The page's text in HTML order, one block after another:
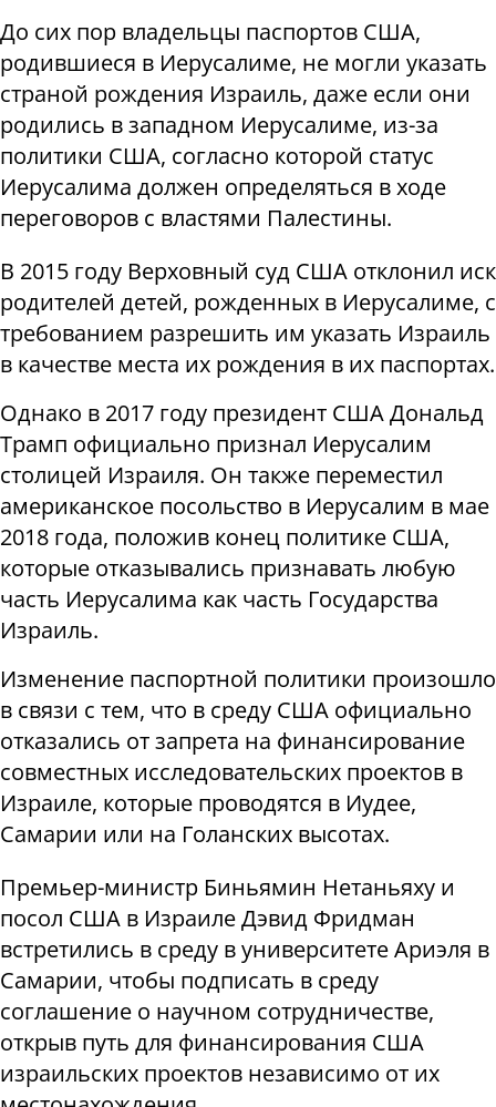
До сих пор владельцы паспортов США,
родившиеся в Иерусалиме, не могли указать
страной рождения Израиль, даже если они
родились в западном Иерусалиме, из-за
политики США, согласно которой статус
Иерусалима должен определяться в ходе
переговоров с властями Палестины.
В 2015 году Верховный суд США отклонил иск
родителей детей, рожденных в Иерусалиме, с
требованием разрешить им указать Израиль
в качестве места их рождения в их паспортах.
Однако в 2017 году президент США Дональд
Трамп официально признал Иерусалим
столицей Израиля. Он также переместил
американское посольство в Иерусалим в мае
2018 года, положив конец политике США,
которые отказывались признавать любую
часть Иерусалима как часть Государства
Израиль.
Изменение паспортной политики произошло
в связи с тем, что в среду США официально
отказались от запрета на финансирование
совместных исследовательских проектов в
Израиле, которые проводятся в Иудее,
Самарии или на Голанских высотах.
Премьер-министр Биньямин Нетаньяху и
посол США в Израиле Дэвид Фридман
встретились в среду в университете Ариэля в
Самарии, чтобы подписать в среду
соглашение о научном сотрудничестве,
открыв путь для финансирования США
израильских проектов независимо от их